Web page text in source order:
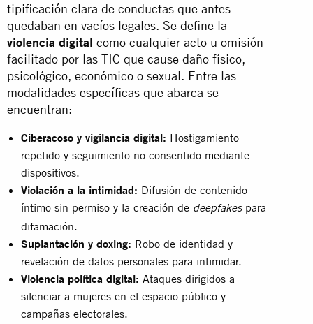
tipificación clara de conductas que antes
quedaban en vacíos legales. Se define la
violencia digital como cualquier acto u omisión
facilitado por las TIC que cause daño físico,
psicológico, económico o sexual. Entre las
modalidades específicas que abarca se
encuentran:
Ciberacoso y vigilancia digital: Hostigamiento
repetido y seguimiento no consentido mediante
dispositivos.
Violación a la intimidad: Difusión de contenido
íntimo sin permiso y la creación de deepfakespara
difamación.
Suplantación y doxing: Robo de identidad y
revelación de datos personales para intimidar.
Violencia política digital: Ataques dirigidos a
silenciar a mujeres en el espacio público y
campañas electorales.